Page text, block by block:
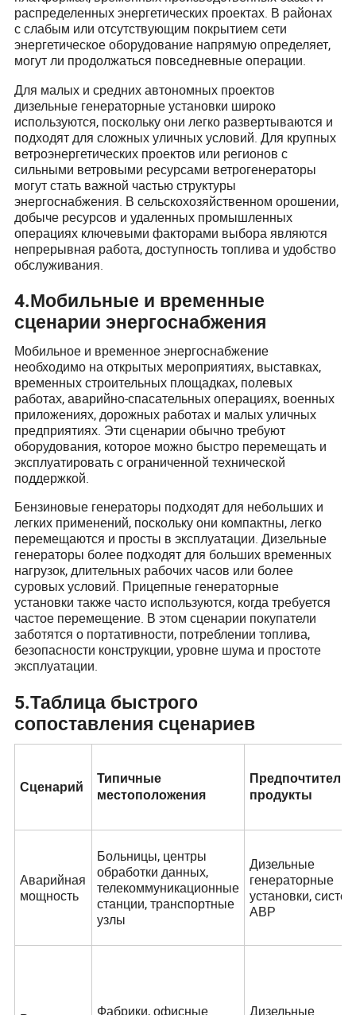
распределенных энергетических проектах. В районах
с слабым или отсутствующим покрытием сети
энергетическое оборудование напрямую определяет,
могут ли продолжаться повседневные операции.
Для малых и средних автономных проектов
дизельные генераторные установки широко
используются, поскольку они легко развертываются и
подходят для сложных уличных условий. Для крупных
ветроэнергетических проектов или регионов с
сильными ветровыми ресурсами ветрогенераторы
могут стать важной частью структуры
энергоснабжения. В сельскохозяйственном орошении,
добыче ресурсов и удаленных промышленных
операциях ключевыми факторами выбора являются
непрерывная работа, доступность топлива и удобство
обслуживания.
4.Мобильные и временные
сценарии энергоснабжения
Мобильное и временное энергоснабжение
необходимо на открытых мероприятиях, выставках,
временных строительных площадках, полевых
работах, аварийно-спасательных операциях, военных
приложениях, дорожных работах и малых уличных
предприятиях. Эти сценарии обычно требуют
оборудования, которое можно быстро перемещать и
эксплуатировать с ограниченной технической
поддержкой.
Бензиновые генераторы подходят для небольших и
легких применений, поскольку они компактны, легко
перемещаются и просты в эксплуатации. Дизельные
генераторы более подходят для больших временных
нагрузок, длительных рабочих часов или более
суровых условий. Прицепные генераторные
установки также часто используются, когда требуется
частое перемещение. В этом сценарии покупатели
заботятся о портативности, потреблении топлива,
безопасности конструкции, уровне шума и простоте
эксплуатации.
5.Таблица быстрого
сопоставления сценариев
Сценарий
Типичные
местоположения
продукты
Аварийная
мощность
Больницы, центры
обработки данных,
телекоммуникационные
станции, транспортные
узлы
Дизельные
генераторные
установки,
АВР
Фабрики, офисные Дизельные